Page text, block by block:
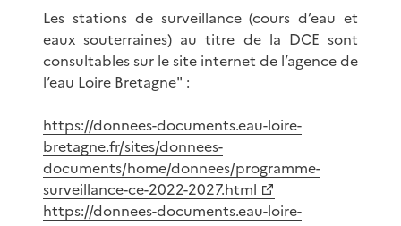
Les stations de surveillance (cours d’eau et
eaux souterraines) au titre de la DCE sont
consultables sur le site internet de l’agence de
l’eau Loire Bretagne" :
https://donnees-documents.eau-loire-
bretagne.fr/sites/donnees-
documents/home/donnees/programme-
surveillance-ce-2022-2027.html
https://donnees-documents.eau-loire-